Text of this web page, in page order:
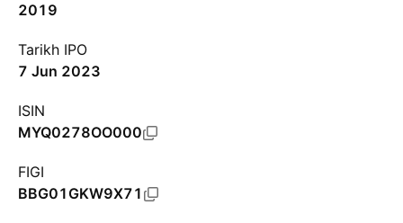
2019
Tarikh IPO
7 Jun 2023
ISIN
MYQ0278OO000
FIGI
BBG01GKW9X71